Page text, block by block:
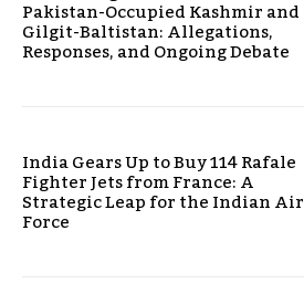
Pakistan-Occupied Kashmir and
Gilgit-Baltistan: Allegations,
Responses, and Ongoing Debate
India Gears Up to Buy 114 Rafale
Fighter Jets from France: A
Strategic Leap for the Indian Air
Force